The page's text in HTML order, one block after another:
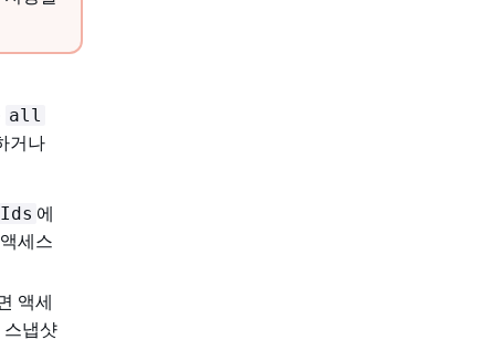
all
거나
에
세스
액세
스냅샷